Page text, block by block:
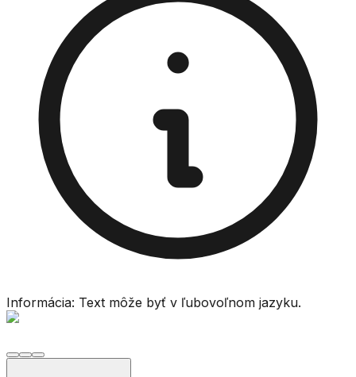
Informácia: Text môže byť v ľubovoľnom jazyku.